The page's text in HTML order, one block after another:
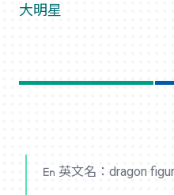
大明星
英文名：dragon